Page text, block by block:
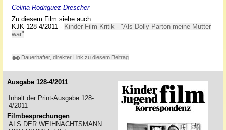
Celina Rodriguez Drescher
Zu diesem Film siehe auch:
KJK 128-4/2011 - Kinder-Film-Kritik - "Als Dolly Parton meine Mutter
war"
Dauerhafter, direkter Link zu diesem Beitrag
Ausgabe 128-4/2011
Inhalt der Print-Ausgabe 128-
4/2011
Filmbesprechungen
ALS DER WEIHNACHTSMANN